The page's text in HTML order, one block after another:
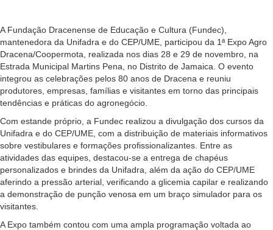
A Fundação Dracenense de Educação e Cultura (Fundec),
mantenedora da Unifadra e do CEP/UME, participou da 1ª Expo Agro
Dracena/Coopermota, realizada nos dias 28 e 29 de novembro, na
Estrada Municipal Martins Pena, no Distrito de Jamaica. O evento
integrou as celebrações pelos 80 anos de Dracena e reuniu
produtores, empresas, famílias e visitantes em torno das principais
tendências e práticas do agronegócio.
Com estande próprio, a Fundec realizou a divulgação dos cursos da
Unifadra e do CEP/UME, com a distribuição de materiais informativos
sobre vestibulares e formações profissionalizantes. Entre as
atividades das equipes, destacou-se a entrega de chapéus
personalizados e brindes da Unifadra, além da ação do CEP/UME
aferindo a pressão arterial, verificando a glicemia capilar e realizando
a demonstração de punção venosa em um braço simulador para os
visitantes.
A Expo também contou com uma ampla programação voltada ao